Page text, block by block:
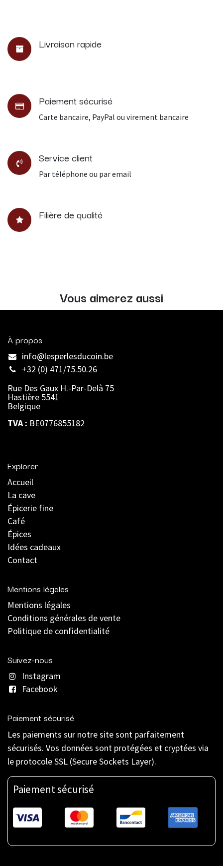
Livraison rapide
Paiement sécurisé
Carte bancaire, PayPal ou virement bancaire
Service client
Par téléphone ou par email
Filière de qualité
Vous aimerez aussi
À propos
info@lesperlesducoin.be​
+32 (0) 471/75.50.26
Rue Des Gaux H.-Par-Delà 75
Hastière 5541
Belgique
TVA : BE0776855182
Explorer
Accueil
La cave
Épicerie fine
Café
Épices
Idées cadeaux
Contact
Mentions légales
Mentions légales
Conditions générales de vente
Politique de confidentialité
Suivez-nous
Instagram
Facebook
Paiement sécurisé
Les paiements sur notre site sont parfaitement
sécurisés. Vos données sont protégées et cryptées via
le protocole SSL (Secure Sockets Layer).
Paiement sécurisé